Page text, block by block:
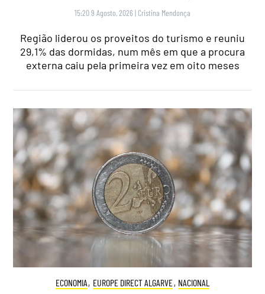
15:20 9 Agosto, 2026 | Cristina Mendonça
Região liderou os proveitos do turismo e reuniu
29,1% das dormidas, num mês em que a procura
externa caiu pela primeira vez em oito meses
ECONOMIA, EUROPE DIRECT ALGARVE, NACIONAL